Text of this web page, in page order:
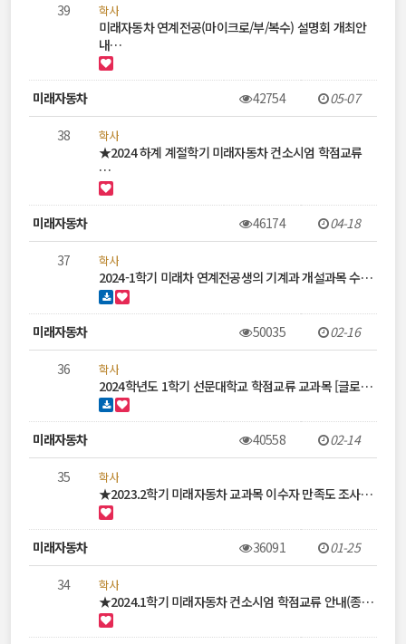
39 학사
미래자동차 연계전공(마이크로/부/복수) 설명회 개최안
내…
미래자동차 42754 05-07
38 학사
★2024 하계 계절학기 미래자동차 컨소시엄 학점교류
…
미래자동차 46174 04-18
37 학사
2024-1학기 미래차 연계전공생의 기계과 개설과목 수…
미래자동차 50035 02-16
36 학사
2024학년도 1학기 선문대학교 학점교류 교과목 [글로…
미래자동차 40558 02-14
35 학사
★2023.2학기 미래자동차 교과목 이수자 만족도 조사…
미래자동차 36091 01-25
34 학사
★2024.1학기 미래자동차 컨소시엄 학점교류 안내(종…